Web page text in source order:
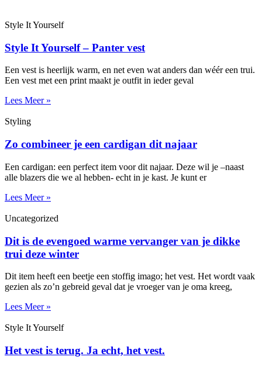
Style It Yourself
Style It Yourself – Panter vest
Een vest is heerlijk warm, en net even wat anders dan wéér een trui.
Een vest met een print maakt je outfit in ieder geval
Lees Meer »
Styling
Zo combineer je een cardigan dit najaar
Een cardigan: een perfect item voor dit najaar. Deze wil je –naast
alle blazers die we al hebben- echt in je kast. Je kunt er
Lees Meer »
Uncategorized
Dit is de evengoed warme vervanger van je dikke
trui deze winter
Dit item heeft een beetje een stoffig imago; het vest. Het wordt vaak
gezien als zo’n gebreid geval dat je vroeger van je oma kreeg,
Lees Meer »
Style It Yourself
Het vest is terug. Ja echt, het vest.